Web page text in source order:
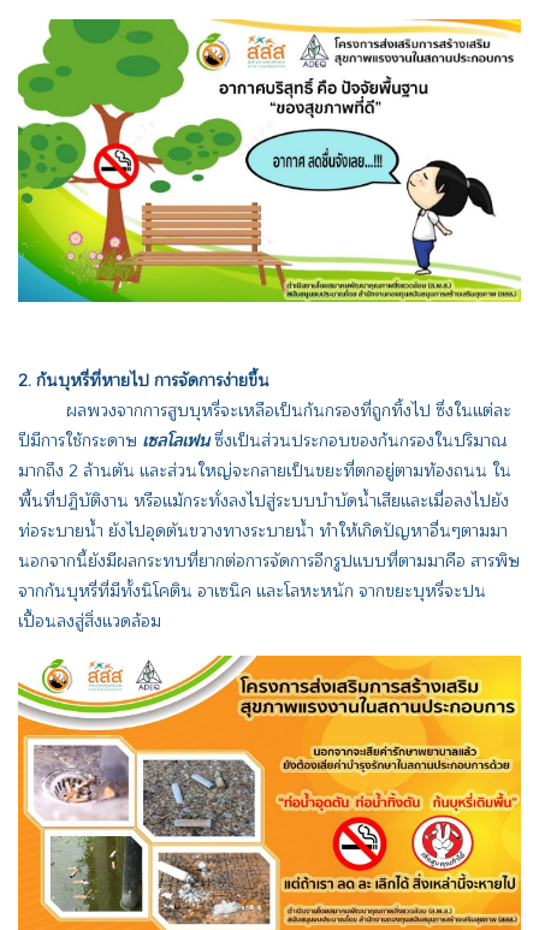
2. ก้นบุหรี่ที่หายไป การจัดการง่ายขึ้น
ผลพวงจากการสูบบุหรี่จะเหลือเป็นก้นกรองที่ถูกทิ้งไป ซึ่งในแต่ละ
ปีมีการใช้กระดาษ เซลโลเฟนซึ่งเป็นส่วนประกอบของก้นกรองในปริมาณ
มากถึง 2 ล้านตัน และส่วนใหญ่จะกลายเป็นขยะที่ตกอยู่ตามท้องถนน ใน
พื้นที่ปฏิบัติงาน หรือแม้กระทั่งลงไปสู่ระบบบำบัดน้ำเสียและเมื่อลงไปยัง
ท่อระบายน้ำ ยังไปอุดตันขวางทางระบายน้ำ ทำให้เกิดปัญหาอื่นๆตามมา
นอกจากนี้ยังมีผลกระทบที่ยากต่อการจัดการอีกรูปแบบที่ตามมาคือ สารพิษ
จากก้นบุหรี่ที่มีทั้งนิโคติน อาเซนิค และโลหะหนัก จากขยะบุหรี่จะปน
เปื้อนลงสู่สิ่งแวดล้อม